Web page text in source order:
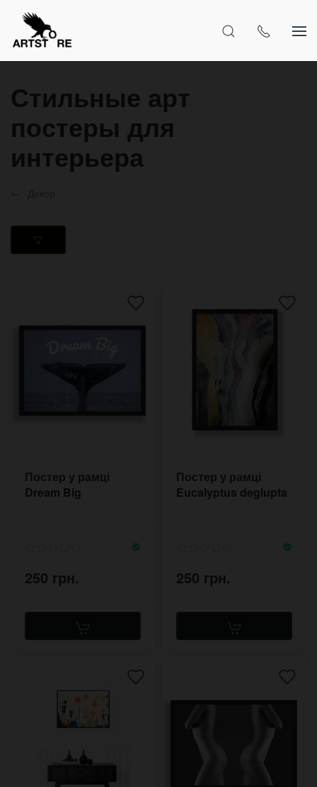
Стильные арт
постеры для
интерьера
Постер у рамці
Dream Big
250 грн.
Постер у рамці
Eucalyptus deglupta
250 грн.